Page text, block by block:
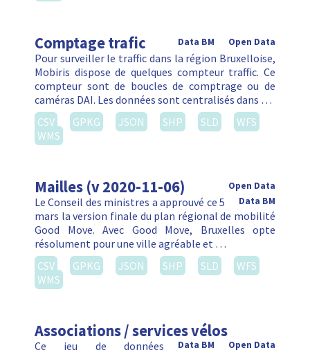
Comptage trafic Open Data
Data BM
Pour surveiller le traffic dans la région Bruxelloise,
Mobiris dispose de quelques compteur traffic. Ce
compteur sont de boucles de comptrage ou de
caméras DAI. Les données sont centralisés dans …
CSV
GPKG JSON SHP SLD
WFS
WMS
Mailles (v 2020-11-06)
Open Data
Data BM
Le Conseil des ministres a approuvé ce 5
mars la version finale du plan régional de mobilité
Good Move. Avec Good Move, Bruxelles opte
résolument pour une ville agréable et …
CSV
GPKG JSON SHP SLD
WFS
WMS
Associations / services vélos
Open Data
Data BM
Ce jeu de données